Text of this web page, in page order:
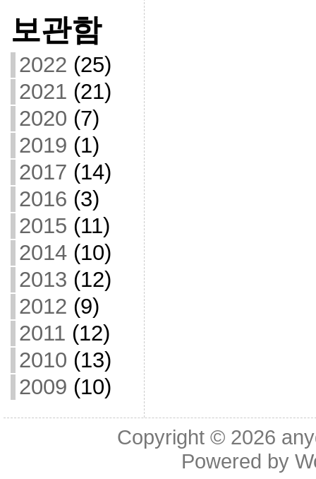
보관함
2022 (25)
2021 (21)
2020 (7)
2019 (1)
2017 (14)
2016 (3)
2015 (11)
2014(10)
2013 (12)
2012 (9)
2011 (12)
2010 (13)
2009 (10)
Copyright © 2026
Powered by